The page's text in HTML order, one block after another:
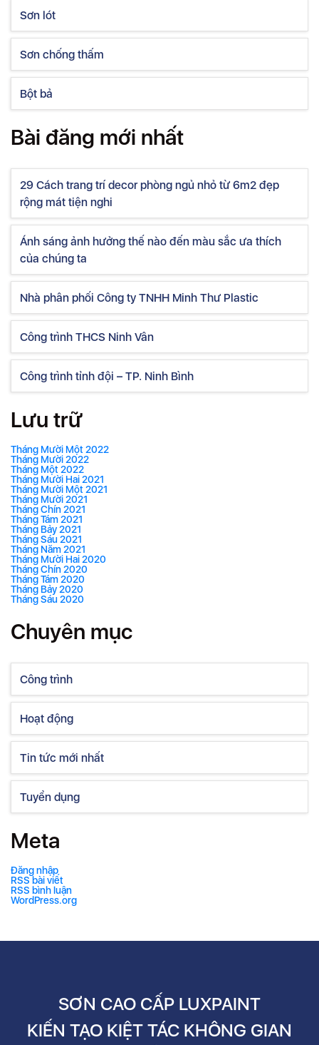
Sơn lót
Sơn chống thấm
Bột bả
Bài đăng mới nhất
29 Cách trang trí decor phòng ngủ nhỏ từ 6m2 đẹp
rộng mát tiện nghi
Ánh sáng ảnh hưởng thế nào đến màu sắc ưa thích
của chúng ta
Nhà phân phối Công ty TNHH Minh Thư Plastic
Công trình THCS Ninh Vân
Công trình tỉnh đội – TP. Ninh Bình
Lưu trữ
Tháng Mười Một 2022
Tháng Mười 2022
Tháng Một 2022
Tháng Mười Hai 2021
Tháng Mười Một 2021
Tháng Mười 2021
Tháng Chín 2021
Tháng Tám 2021
Tháng Bảy 2021
Tháng Sáu 2021
Tháng Năm 2021
Tháng Mười Hai 2020
Tháng Chín 2020
Tháng Tám 2020
Tháng Bảy 2020
Tháng Sáu 2020
Chuyên mục
Công trình
Hoạt động
Tin tức mới nhất
Tuyển dụng
Meta
Đăng nhập
RSS bài viết
RSS bình luận
WordPress.org
SƠN CAO CẤP LUXPAINT
KIẾN TẠO KIỆT TÁC KHÔNG GIAN